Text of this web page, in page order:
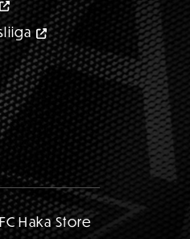
FC Haka Store